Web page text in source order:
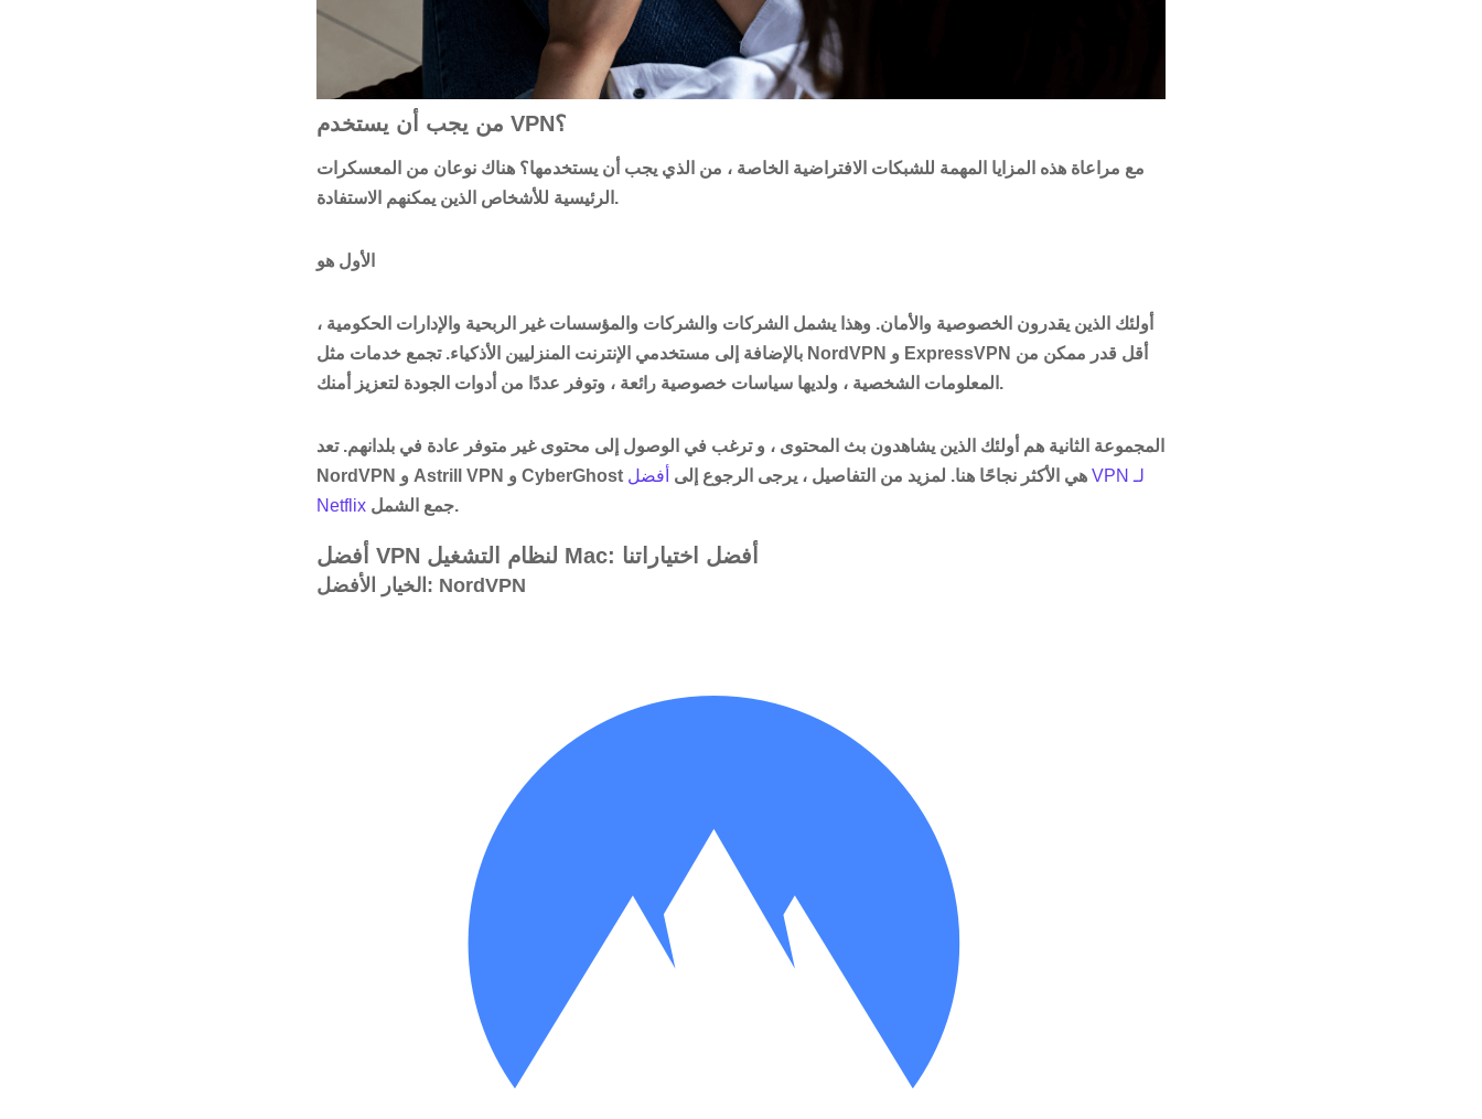
من يجب أن يستخدم VPN؟
مع مراعاة هذه المزايا المهمة للشبكات الافتراضية الخاصة ، من الذي يجب أن يستخدمها؟ هناك نوعان من المعسكرات
الرئيسية للأشخاص الذين يمكنهم الاستفادة.
الأول هو
أولئك الذين يقدرون الخصوصية والأمان. وهذا يشمل الشركات والشركات والمؤسسات غير الربحية والإدارات الحكومية ،
بالإضافة إلى مستخدمي الإنترنت المنزليين الأذكياء. تجمع خدمات مثل NordVPN و ExpressVPN أقل قدر ممكن من
المعلومات الشخصية ، ولديها سياسات خصوصية رائعة ، وتوفر عددًا من أدوات الجودة لتعزيز أمنك.
المجموعة الثانية هم أولئك الذين يشاهدون بث المحتوى ، وترغب في الوصول إلى محتوى غير متوفر عادة في بلدانهم. تعد
NordVPN و Astrill VPN و CyberGhost هي الأكثر نجاحًا هنا. لمزيد من التفاصيل ، يرجى الرجوع إلى أفضل VPN لـ
Netflix
جمع الشمل.
أفضل VPN لنظام التشغيل Mac: أفضل اختياراتنا
الخيار الأفضل: NordVPN